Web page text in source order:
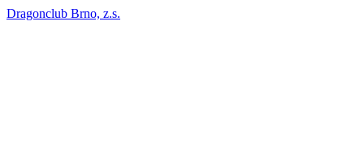
Dragonclub Brno, z.s.